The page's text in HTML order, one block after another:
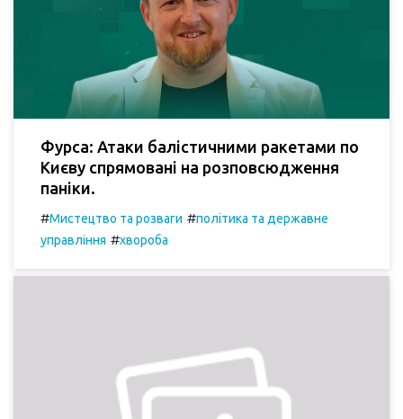
Фурса: Атаки балістичними ракетами по
Києву спрямовані на розповсюдження
паніки.
#Мистецтво та розваги #політика та державне
управління #хвороба